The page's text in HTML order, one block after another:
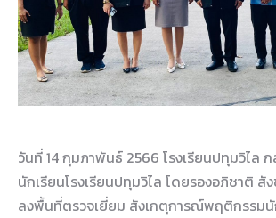
วันที่ 14 กุมภาพันธ์ 2566 โรงเรียนปทุมวิไล
นักเรียนโรงเรียนปทุมวิไล โดยรองอภิชาติ สั
ลงพื้นที่ตรวจเยี่ยม สังเกตุการณ์พฤติกรรมนั